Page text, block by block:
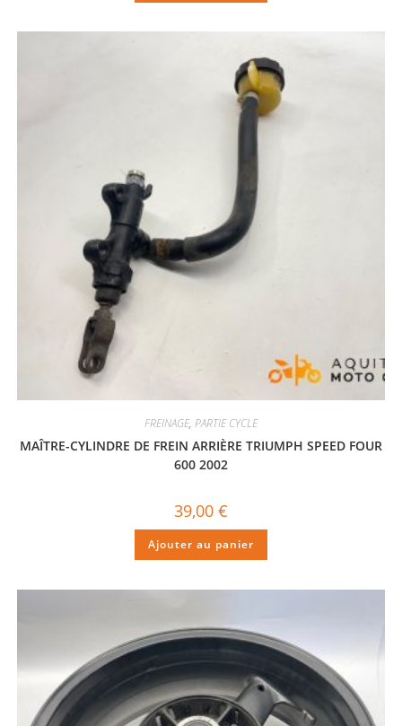
FREINAGE, PARTIE CYCLE
MAÎTRE-CYLINDRE DE FREIN ARRIÈRE TRIUMPH SPEED FOUR
600 2002
39,00 €
Ajouter au panier